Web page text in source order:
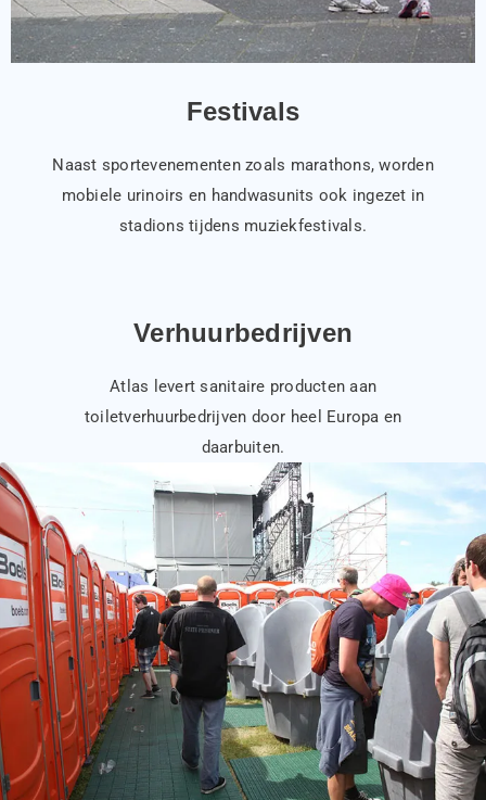
Festivals
Naast sportevenementen zoals marathons, worden
mobiele urinoirs en handwasunits ook ingezet in
stadions tijdens muziekfestivals.
Verhuurbedrijven
Atlas levert sanitaire producten aan
toiletverhuurbedrijven door heel Europa en
daarbuiten.